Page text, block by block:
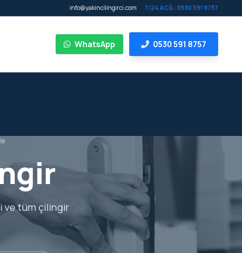
info@yakincilingirci.com 7/24 ACİL: 0530 591 8757
WhatsApp 0530 591 8757
ve tüm çilingir